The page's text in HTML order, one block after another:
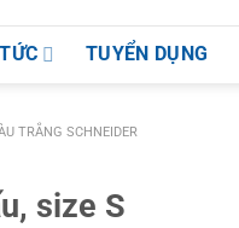
TUYỂN DỤNG
TRẮNG SCHNEIDER
size S